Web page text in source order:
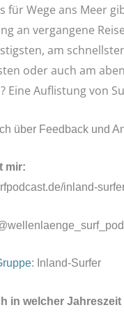
für Wege ans Meer
an vergangene
am
oder auch am
Eine Auflistung von
über Feedback und
mir:
inland-
: Inland-Surfer
in welcher Jahreszeit